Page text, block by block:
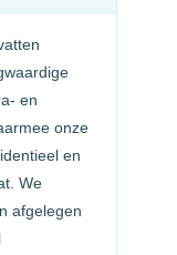
en
onze
en
We
afgelegen